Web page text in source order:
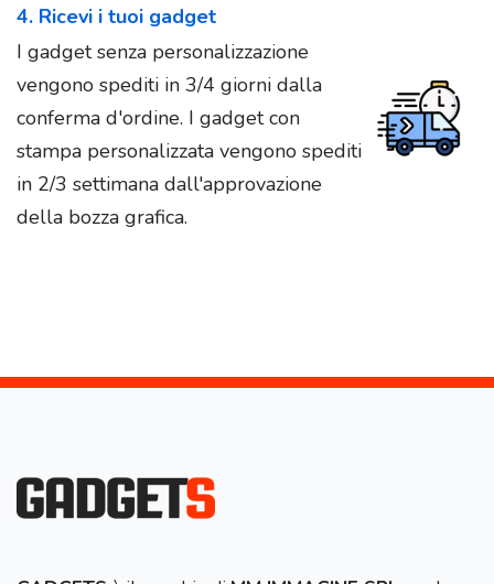
4. Ricevi i tuoi gadget
I gadget senza personalizzazione
vengono spediti in 3/4 giorni dalla
conferma d'ordine. I gadget con
stampa personalizzata vengono spediti
in 2/3 settimana dall'approvazione
della bozza grafica.